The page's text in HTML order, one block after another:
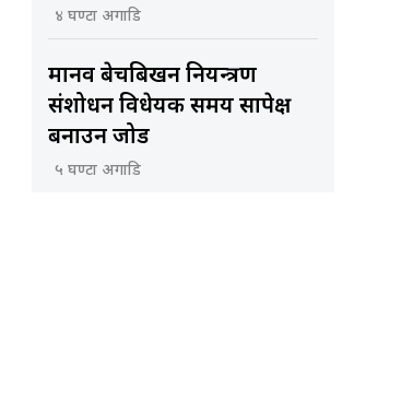
४ घण्टा अगाडि
मानव बेचबिखन नियन्त्रण
संशोधन विधेयक समय सापेक्ष
बनाउन जोड
५ घण्टा अगाडि